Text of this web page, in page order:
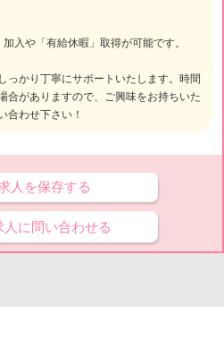
入や「有給休暇」取得が可能です。
っかり丁寧にサポートいたします。時間
合がありますので、ご興味をお持ちいた
合わせ下さい！
人を保存する
人に問い合わせる